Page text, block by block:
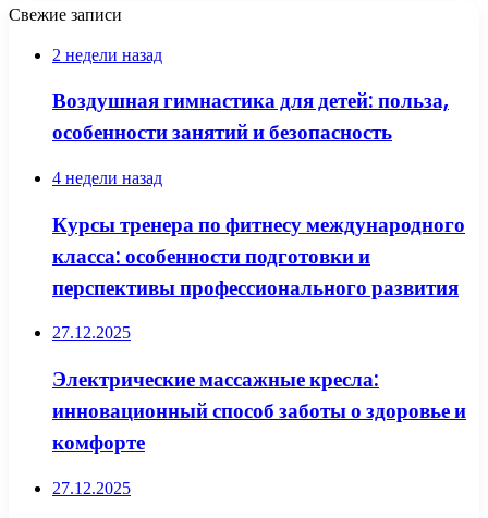
Свежие записи
2 недели назад
Воздушная гимнастика для детей: польза,
особенности занятий и безопасность
4 недели назад
Курсы тренера по фитнесу международного
класса: особенности подготовки и
перспективы профессионального развития
27.12.2025
Электрические массажные кресла:
инновационный способ заботы о здоровье и
комфорте
27.12.2025